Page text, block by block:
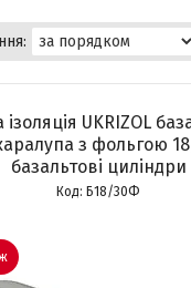
ізоляція UKRIZOL
з фольгою
базальтові циліндри
Б18/30Ф